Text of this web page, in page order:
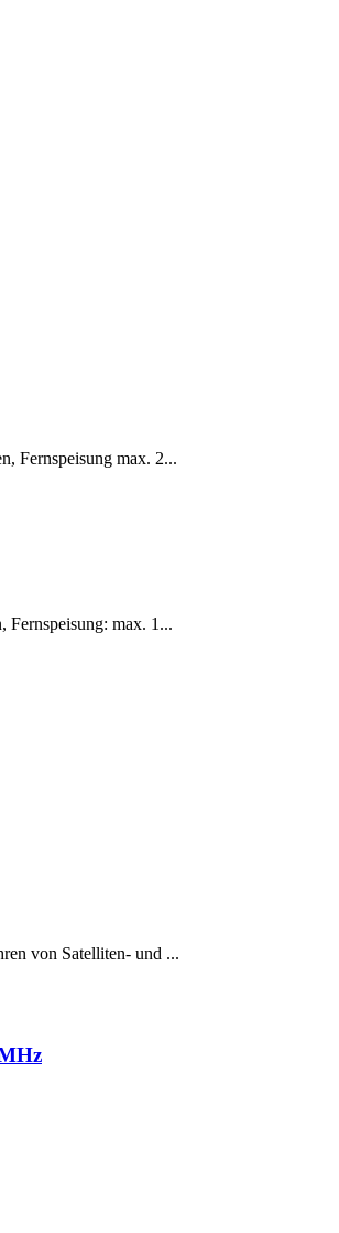
Fernspeisung max. 2...
Fernspeisung: max. 1...
von Satelliten- und ...